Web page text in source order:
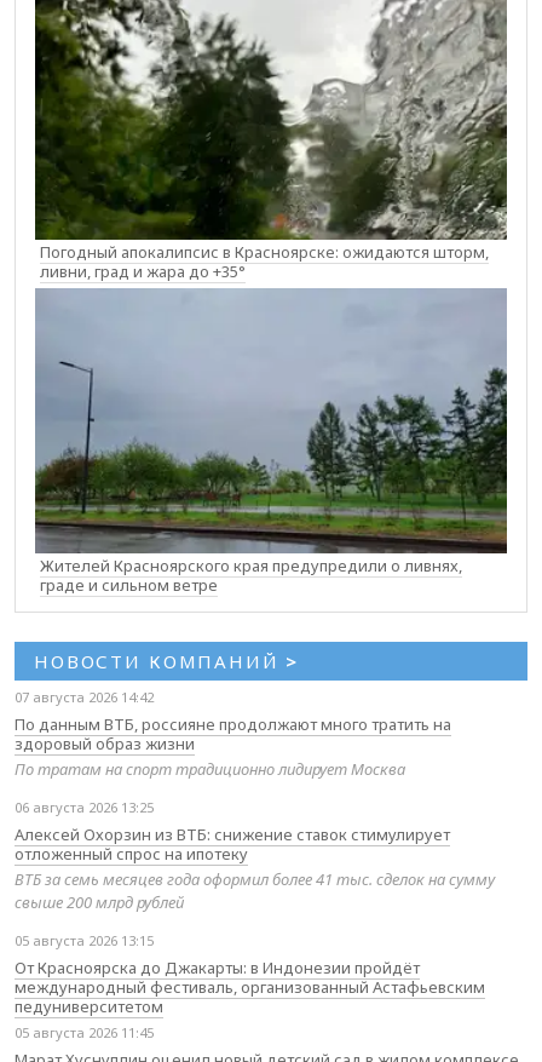
Погодный апокалипсис в Красноярске: ожидаются шторм,
ливни, град и жара до +35°
Жителей Красноярского края предупредили о ливнях,
граде и сильном ветре
НОВОСТИ КОМПАНИЙ >
07 августа 2026 14:42
По данным ВТБ, россияне продолжают много тратить на
здоровый образ жизни
По тратам на спорт традиционно лидирует Москва
06 августа 2026 13:25
Алексей Охорзин из ВТБ: снижение ставок стимулирует
отложенный спрос на ипотеку
ВТБ за семь месяцев года оформил более 41 тыс. сделок на сумму
свыше 200 млрд рублей
05 августа 2026 13:15
От Красноярска до Джакарты: в Индонезии пройдёт
международный фестиваль, организованный Астафьевским
педуниверситетом
05 августа 2026 11:45